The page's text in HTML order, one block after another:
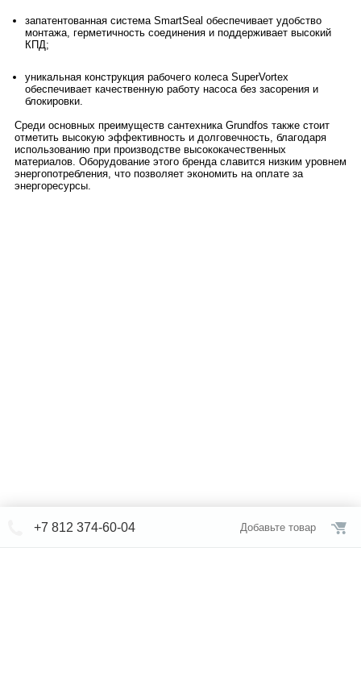
запатентованная система SmartSeal обеспечивает удобство
монтажа, герметичность соединения и поддерживает высокий
КПД;
уникальная конструкция рабочего колеса SuperVortex
обеспечивает качественную работу насоса без засорения и
блокировки.
Среди основных преимуществ сантехника Grundfos также стоит
отметить высокую эффективность и долговечность, благодаря
использованию при производстве высококачественных
материалов. Оборудование этого бренда славится низким уровнем
энергопотребления, что позволяет экономить на оплате за
энергоресурсы.
+7 812 374-60-04 Добавьте товар